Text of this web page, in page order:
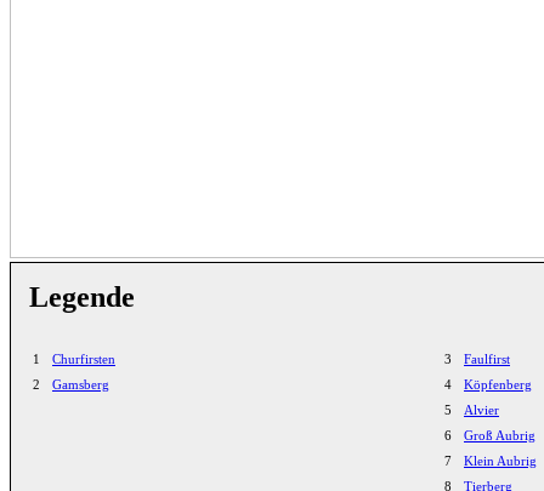
Legende
1
Churfirsten
2
Gamsberg
3
Faulfirst
4
Köpfenberg
5
Alvier
6
Groß Aubrig
7
Klein Aubrig
8
Tierberg